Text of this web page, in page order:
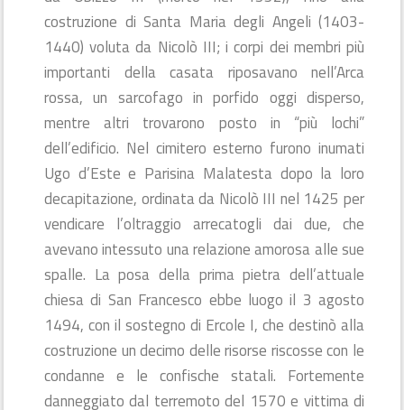
costruzione di Santa Maria degli Angeli (1403-
1440) voluta da Nicolò III; i corpi dei membri più
importanti della casata riposavano nell’Arca
rossa, un sarcofago in porfido oggi disperso,
mentre altri trovarono posto in “più lochi”
dell’edificio. Nel cimitero esterno furono inumati
Ugo d’Este e Parisina Malatesta dopo la loro
decapitazione, ordinata da Nicolò III nel 1425 per
vendicare l’oltraggio arrecatogli dai due, che
avevano intessuto una relazione amorosa alle sue
spalle. La posa della prima pietra dell’attuale
chiesa di San Francesco ebbe luogo il 3 agosto
1494, con il sostegno di Ercole I, che destinò alla
costruzione un decimo delle risorse riscosse con le
condanne e le confische statali. Fortemente
danneggiato dal terremoto del 1570 e vittima di